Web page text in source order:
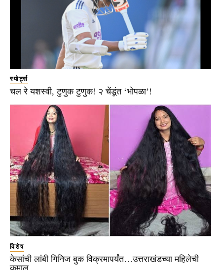
स्पोर्ट्स
चल रे यशस्वी, टुणुक टुणुक! २ चेंडूंत ‘भोपळा’!
विशेष
केसांची लांबी गिनिज बुक विक्रमापर्यंत…उत्तराखंडच्या महिलेची